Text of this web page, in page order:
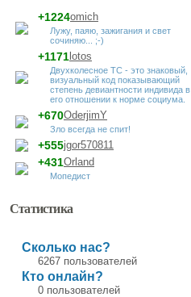
omich
+1224
Лужу, паяю, зажигания и свет
сочиняю... ;-)
lotos
+1171
Двухколесное ТС - это знаковый,
визуальный код показывающий
степень девиантности индивида в
его отношении к норме социума.
OderjimY
+670
Зло всегда не спит!
jgor570811
+555
Orland
+431
Мопедист
Статистика
Сколько нас?
6267 пользователей
Кто онлайн?
0 пользователей